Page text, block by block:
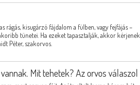
rágás, kisugárzó fájdalom a fülben, vagy fejfájás –
tünetei. Ha ezeket tapasztalják, akkor kérjenek
Péter, szakorvos.
Mit tehetek? Az orvos válaszol